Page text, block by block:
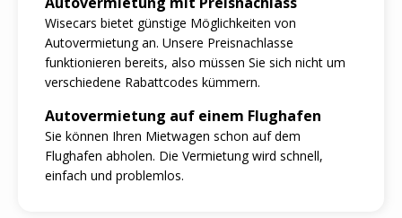
Wisecars bietet günstige Möglichkeiten von
Autovermietung an. Unsere Preisnachlasse
funktionieren bereits, also müssen Sie sich nicht um
verschiedene Rabattcodes kümmern.
Autovermietung auf einem Flughafen
Sie können Ihren Mietwagen schon auf dem
Flughafen abholen. Die Vermietung wird schnell,
einfach und problemlos.